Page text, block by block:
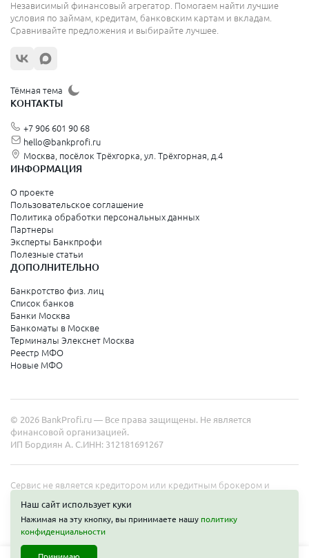
Сергиев Посад
Орехово-Зуево
Щёлково
Видное
Зеленоград
Санкт-Петербург и Ленинградская область
Колпино
Санкт-Петербург
Краснодарский край
Армавир
Сочи
Анапа
Ейск
Свердловская область
Независимый финансовый агрегатор. Помогаем найти лучшие
условия по займам, кредитам, банковским картам и вкладам.
Сравнивайте предложения и выбирайте лучшее.
Тёмная тема
КОНТАКТЫ
+7 906 601 90 68
hello@bankprofi.ru
Москва, посёлок Трёхгорка, ул. Трёхгорная, д.4
ИНФОРМАЦИЯ
О проекте
Пользовательское соглашение
Политика обработки персональных данных
Партнеры
Эксперты Банкпрофи
Полезные статьи
ДОПОЛНИТЕЛЬНО
Банкротство физ. лиц
Список банков
Банки Москва
Банкоматы в Москве
Терминалы Элекснет Москва
Реестр МФО
Новые МФО
© 2026 BankProfi.ru — Все права защищены. Не является
финансовой организацией.
ИП Бордиян А. С.ИНН: 312181691267
Сервис не является кредитором или кредитным брокером и
на сайте не является публичной офертой. Полные условия услуг
уточняйте на сайте организаций.
Наш сайт использует куки
Нажимая на эту кнопку, вы принимаете нашу политику
конфиденциальности